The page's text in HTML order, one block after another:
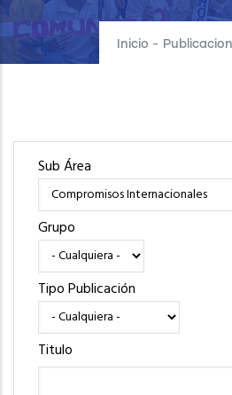
Inicio -
Sub Área
Grupo
Tipo Publicación
Titulo